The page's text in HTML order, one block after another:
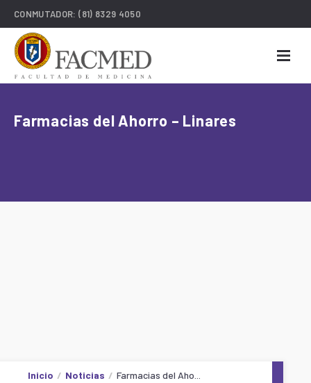
CONMUTADOR:(81) 8329 4050
Farmacias del Ahorro – Linares
Inicio Noticias Farmacias del Aho...